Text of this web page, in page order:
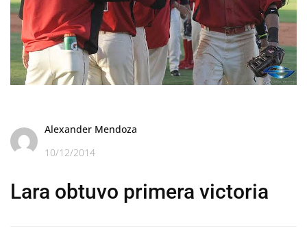
Alexander Mendoza
10/12/2014
Lara obtuvo primera victoria